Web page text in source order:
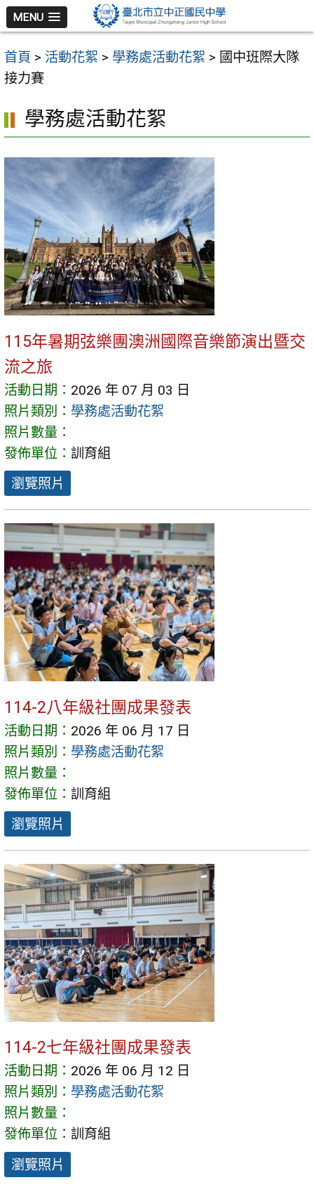
跳
至
主
要
容
區
MENU
首頁 > 活動花絮 > 學務處活動花絮 > 國中班際大隊
接力賽
學務處活動花絮
115年暑期弦樂團澳洲國際音樂節演出暨交
流之旅
活動日期： 2026 年 07 月 03 日
照片類別： 學務處活動花絮
照片數量：
發佈單位： 訓育組
瀏覽照片
114-2八年級社團成果發表
活動日期： 2026 年 06 月 17 日
照片類別： 學務處活動花絮
照片數量：
發佈單位： 訓育組
瀏覽照片
114-2七年級社團成果發表
活動日期： 2026 年 06 月 12 日
照片類別： 學務處活動花絮
照片數量：
發佈單位： 訓育組
瀏覽照片